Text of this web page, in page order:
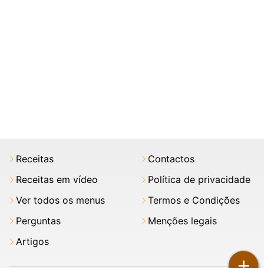
Receitas
Receitas em vídeo
Ver todos os menus
Perguntas
Artigos
Contactos
Política de privacidade
Termos e Condições
Menções legais